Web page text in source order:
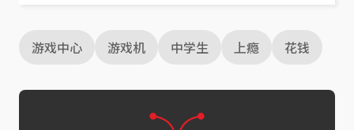
游戏中心 游戏机 中学生 上瘾 花钱